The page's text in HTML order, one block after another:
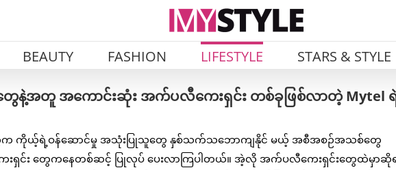
BEAUTY FASHION LIFESTYLE STARS & STYLE
နဲ့အတူ အကောင်းဆုံး အက်ပလီကေးရှင်း တစ်ခုဖြစ်လာတဲ့ Mytel
က ကိုယ့်ရဲ့ဝန်ဆောင်မှု အသုံးပြုသူတွေ နှစ်သက်သဘောကျနိုင် မယ့် အစီအစဉ်အသစ်တွေ
င်း တွေကနေတစ်ဆင့် ပြုလုပ် ပေးလာကြပါတယ်။ အဲ့လို အက်ပလီကေးရှင်းတွေထဲမှာဆို